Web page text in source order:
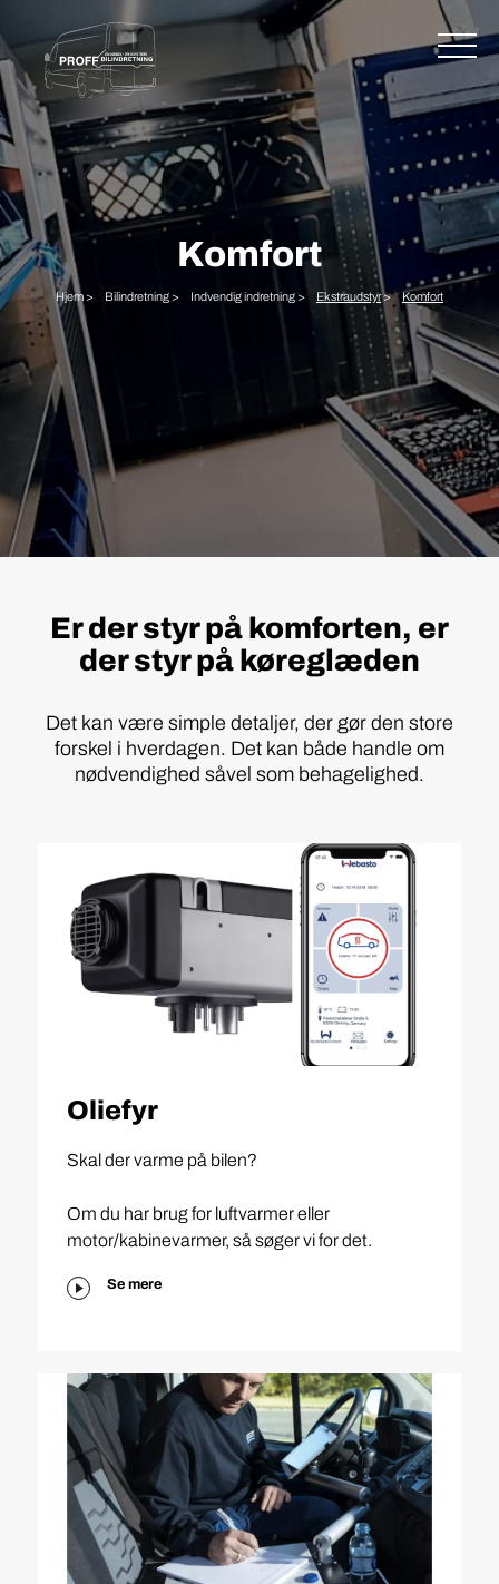
Komfort
Hjem > Bilindretning > Indvendig indretning > Ekstraudstyr> Komfort
Er der styr på komforten, er
der styr på køreglæden
Det kan være simple detaljer, der gør den store
forskel i hverdagen. Det kan både handle om
nødvendighed såvel som behagelighed.
Oliefyr
Skal der varme på bilen?
Om du har brug for luftvarmer eller
motor/kabinevarmer, så søger vi for det.
Se mere